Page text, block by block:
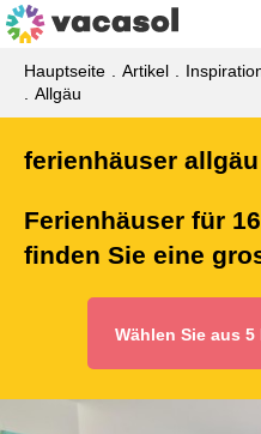
Hauptseite Artikel
Allgäu
ferienhäuser
Ferienhäuser für
finden Sie eine
Wählen Sie aus